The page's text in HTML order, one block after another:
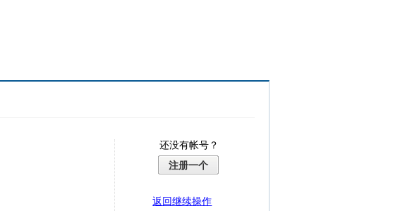
还没有帐号？
注册一个
返回继续操作